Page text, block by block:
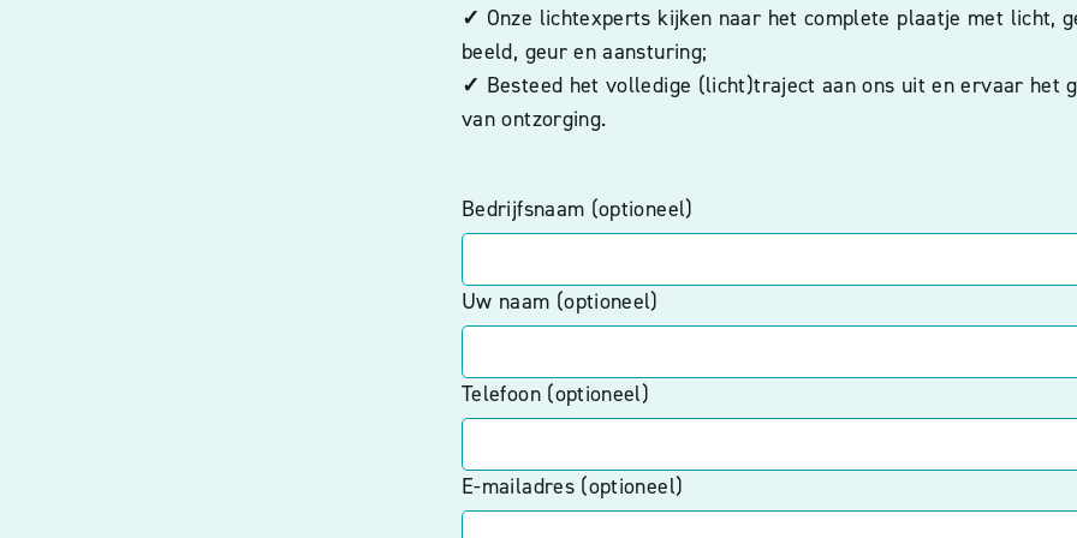
✓ Onze lichtexperts kijken naar het complete plaatje met licht,
beeld, geur en aansturing;
✓ Besteed het volledige (licht)traject aan ons uit en ervaar het
van ontzorging.
Bedrijfsnaam (optioneel)
Uw naam (optioneel)
Telefoon (optioneel)
E-mailadres (optioneel)